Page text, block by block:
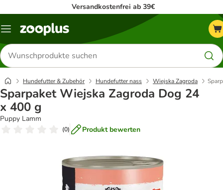
Versandkostenfrei ab 39€
Menü
Produkte
suchen
Hundefutter & Zubehör Hundefutter nass Wiejska Zagroda
Sparpaket Wiejska Zagroda Dog 24
x 400 g
Puppy Lamm
(0) Produkt bewerten